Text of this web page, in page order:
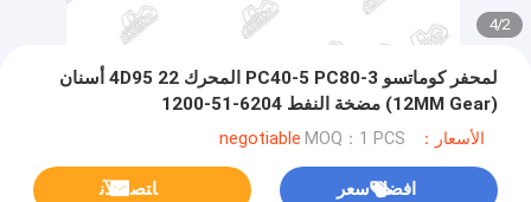
2
/
4
لمحفر كوماتسو PC40-5 PC80-3 المحرك 4D95 22 أسنان
(12MM Gear) مضخة النفط 6204-51-1200
الأسعار：negotiable MOQ：1 PCS
افضل سعر ﺎﺘﺼﻟ ﺍﻶﻧ